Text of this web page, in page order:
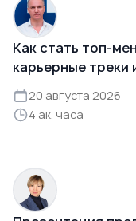
Как стать топ-
карьерные треки
20 августа 2026
4 ак. часа